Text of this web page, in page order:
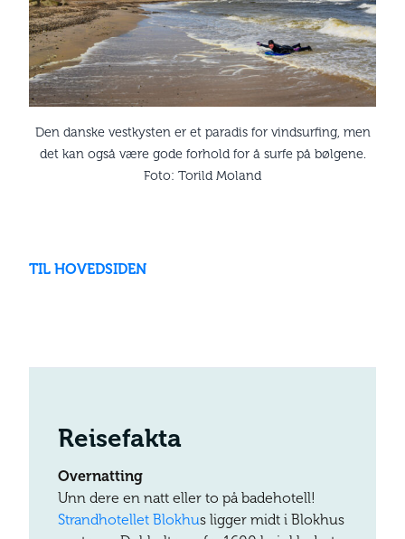
Den danske vestkysten er et paradis for vindsurfing, men
det kan også være gode forhold for å surfe på bølgene.
Foto: Torild Moland
TIL HOVEDSIDEN
Reisefakta
Overnatting
Unn dere en natt eller to på badehotell!
Strandhotellet Blokhus ligger midt i Blokhus